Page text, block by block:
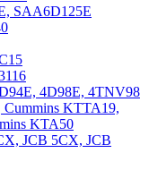
SAA6D125E
4D98E, 4TNV98
KTTA19,
KTA50
JCB 5CX, JCB